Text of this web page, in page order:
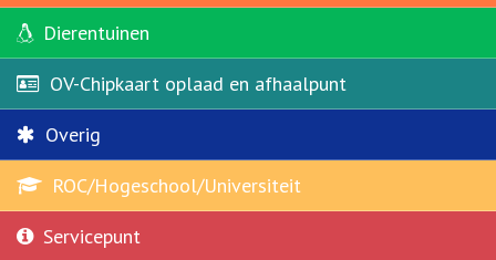
Acties
Webshop
Klantenservice
Kies een reisgebied
Dierentuinen
OV-Chipkaart oplaad en afhaalpunt
Overig
ROC/Hogeschool/Universiteit
Servicepunt